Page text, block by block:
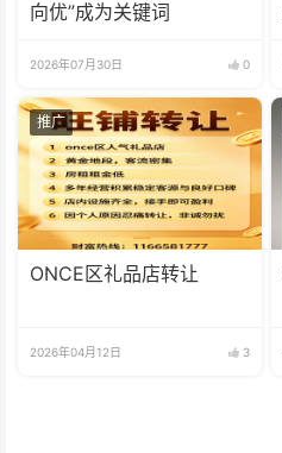
向优”成为关键词
2026年07月30日 0
推广
ONCE区礼品店转让
2026年04月12日 3